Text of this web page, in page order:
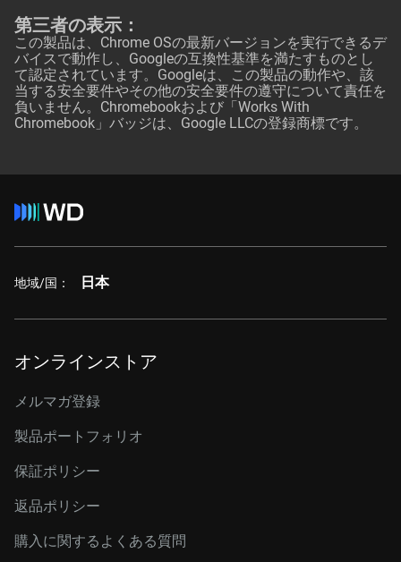
第三者の表示：
この製品は、Chrome OSの最新バージョンを実行できるデ
バイスで動作し、Googleの互換性基準を満たすものとし
て認定されています。Googleは、この製品の動作や、該
当する安全要件やその他の安全要件の遵守について責任を
負いません。Chromebookおよび「Works With
Chromebook」バッジは、Google LLCの登録商標です。
地域/国： 日本
オンラインストア
メルマガ登録
製品ポートフォリオ
保証ポリシー
返品ポリシー
購入に関するよくある質問